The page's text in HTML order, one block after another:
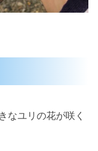
なユリの花が咲く